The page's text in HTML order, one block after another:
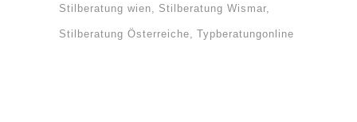
Stilberatung wien Stilberatung Wismar
Stilberatung Österreiche Typberatungonline